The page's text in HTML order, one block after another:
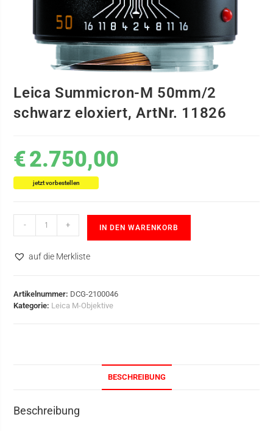
Leica Summicron-M 50mm/2
schwarz eloxiert, ArtNr. 11826
€2.750,00
jetzt vorbestellen
- + IN DEN WARENKORB
auf die Merkliste
Artikelnummer: DCG-2100046
Kategorie: Leica M-Objektive
BESCHREIBUNG
Beschreibung